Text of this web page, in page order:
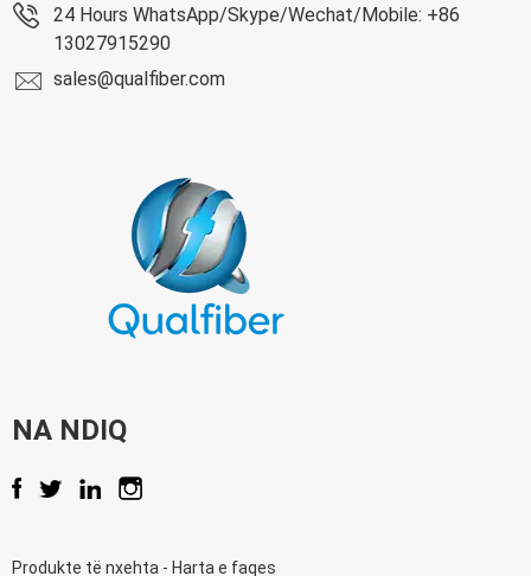
24 Hours WhatsApp/Skype/Wechat/Mobile: +86
13027915290
sales@qualfiber.com
NA NDIQ
Produkte të nxehta - Harta e faqes